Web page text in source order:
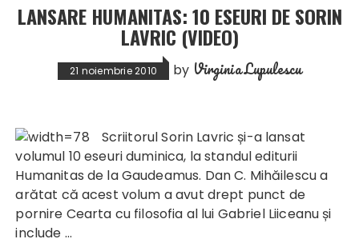
LANSARE HUMANITAS: 10 ESEURI DE SORIN
LAVRIC (VIDEO)
21 noiembrie 2010 by Virginia Lupulescu
Scriitorul Sorin Lavric și-a lansat
volumul 10 eseuri duminica, la standul editurii
Humanitas de la Gaudeamus. Dan C. Mihăilescu a
arătat că acest volum a avut drept punct de
pornire Cearta cu filosofia al lui Gabriel Liiceanu și
include …